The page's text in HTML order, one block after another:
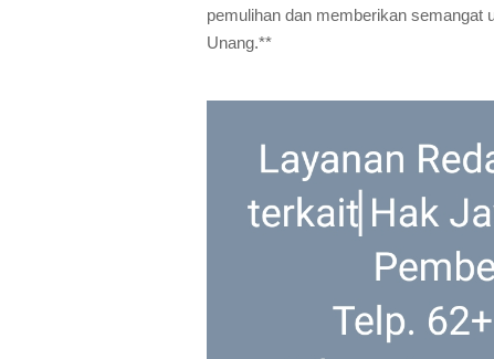
pemulihan dan memberikan semangat
Unang.**